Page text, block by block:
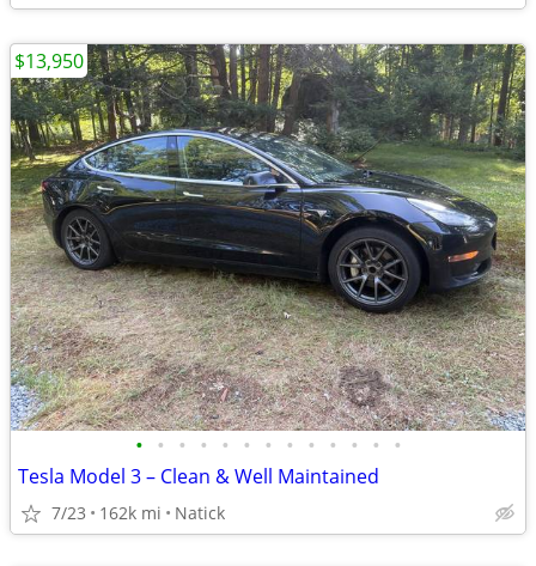
• • • • • • • • • • • • •
Tesla Model 3 – Clean & Well Maintained
7/23 162k mi Natick
$13,950